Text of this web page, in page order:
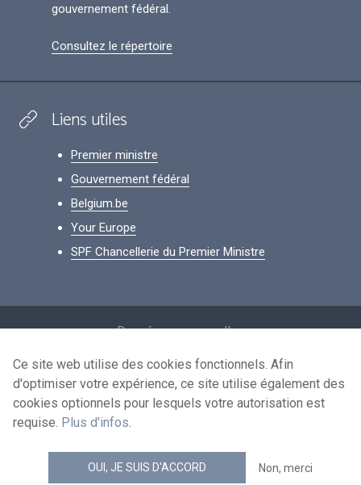
gouvernement fédéral.
Consultez le répertoire
Liens utiles
Premier ministre
Gouvernement fédéral
Belgium.be
Your Europe
SPF Chancellerie du Premier Ministre
Données personnelles
Conditions de réutilisation
Contactez-nous
news.belgium flux RSS
Ce site web utilise des cookies fonctionnels. Afin
d'optimiser votre expérience, ce site utilise également des
cookies optionnels pour lesquels votre autorisation est
requise. Plus d'infos.
OUI, JE SUIS D'ACCORD Non, merci